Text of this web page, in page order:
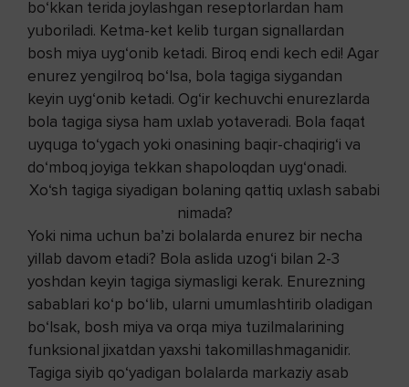
bo‘kkan terida joylashgan reseptorlardan ham
yuboriladi. Ketma-ket kelib turgan signallardan
bosh miya uyg‘onib ketadi. Biroq endi kech edi! Agar
enurez yengilroq bo‘lsa, bola tagiga siygandan
keyin uyg‘onib ketadi. Og‘ir kechuvchi enurezlarda
bola tagiga siysa ham uxlab yotaveradi. Bola faqat
uyquga to‘ygach yoki onasining baqir-chaqirig‘i va
do‘mboq joyiga tekkan shapoloqdan uyg‘onadi.
Xo‘sh tagiga siyadigan bolaning qattiq uxlash sababi
nimada?
Yoki nima uchun ba’zi bolalarda enurez bir necha
yillab davom etadi? Bola aslida uzog‘i bilan 2-3
yoshdan keyin tagiga siymasligi kerak. Enurezning
sabablari ko‘p bo‘lib, ularni umumlashtirib oladigan
bo‘lsak, bosh miya va orqa miya tuzilmalarining
funksional jixatdan yaxshi takomillashmaganidir.
Tagiga siyib qo‘yadigan bolalarda markaziy asab